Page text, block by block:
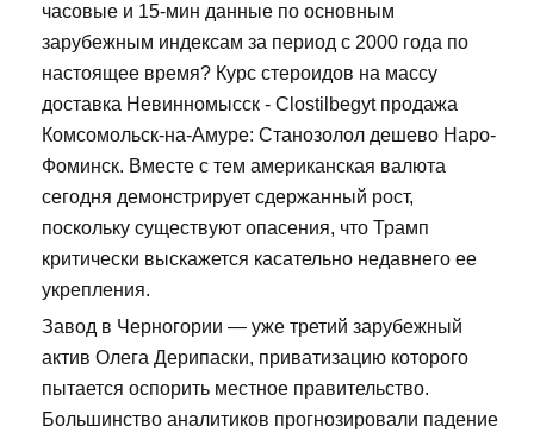
часовые и 15-мин данные по основным
зарубежным индексам за период с 2000 года по
настоящее время? Курс стероидов на массу
доставка Невинномысск - Clostilbegyt продажа
Комсомольск-на-Амуре: Станозолол дешево Наро-
Фоминск. Вместе с тем американская валюта
сегодня демонстрирует сдержанный рост,
поскольку существуют опасения, что Трамп
критически выскажется касательно недавнего ее
укрепления.
Завод в Черногории — уже третий зарубежный
актив Олега Дерипаски, приватизацию которого
пытается оспорить местное правительство.
Большинство аналитиков прогнозировали падение